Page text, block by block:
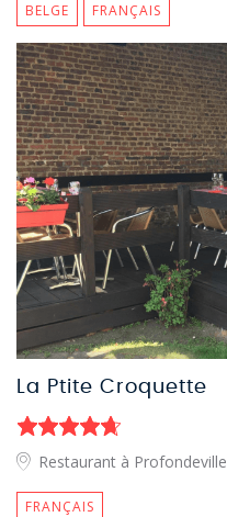
BELGE FRANÇAIS
La Ptite Croquette
Restaurant à Profondeville
FRANÇAIS